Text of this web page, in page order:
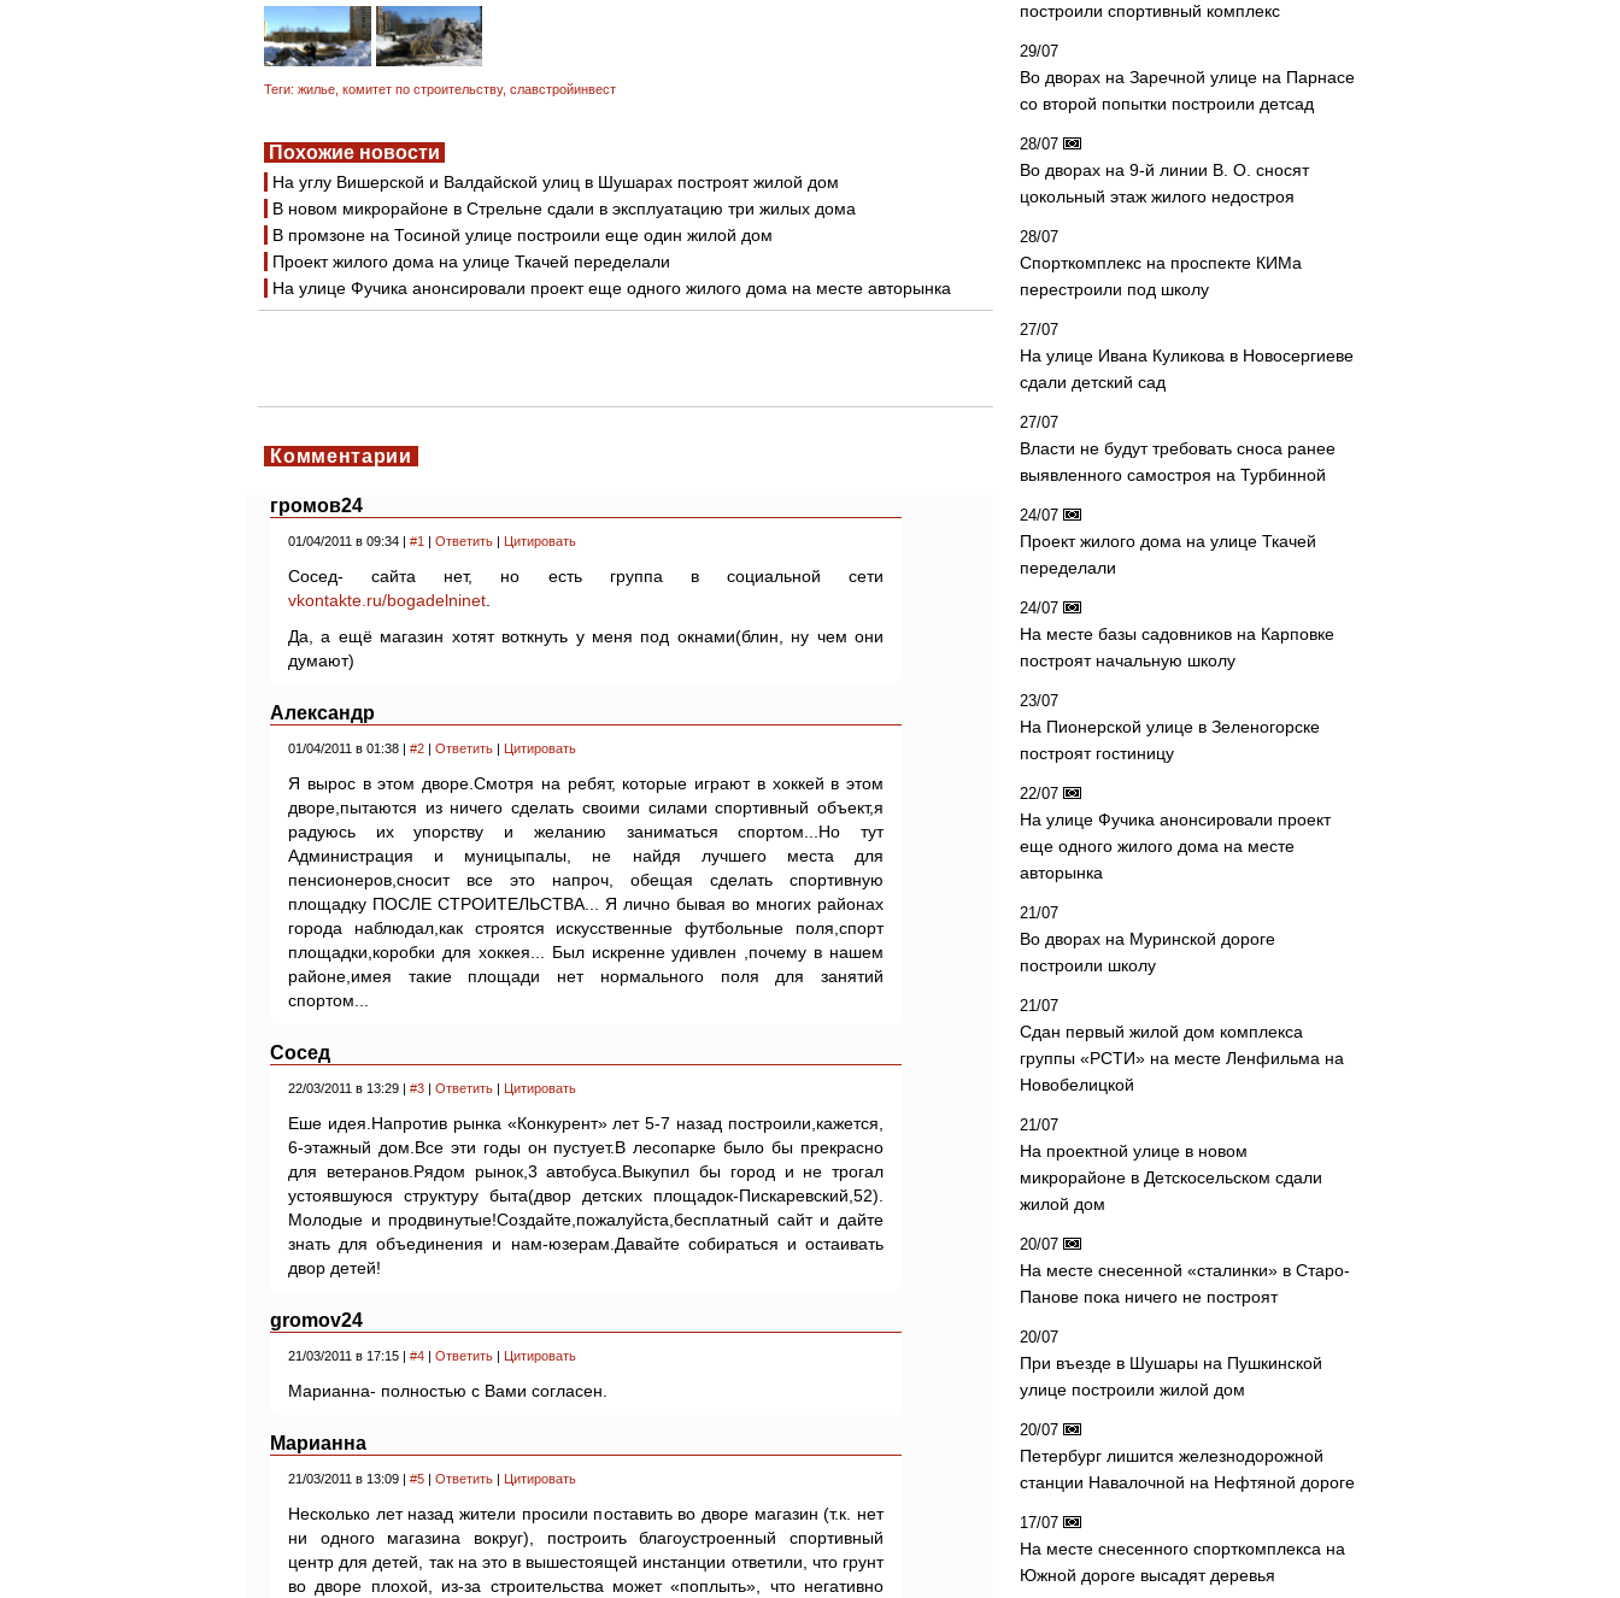
Теги: жилье комитет по строительству, славстройинвест
Похожие новости
На углу Вишерской и Валдайской улиц в Шушарах построят жилой дом
В новом микрорайоне в Стрельне сдали в эксплуатацию три жилых дома
В промзоне на Тосиной улице построили еще один жилой дом
Проект жилого дома на улице Ткачей переделали
На улице Фучика анонсировали проект еще одного жилого дома на месте авторынка
Комментарии
громов24
01/04/2011 в 09:34 | #1 Ответить Цитировать
Сосед- сайта нет, но есть группа в социальной сети
vkontakte.ru/bogadelninet.
Да, а ещё магазин хотят воткнуть у меня под окнами(блин, ну чем они
думают)
Александр
01/04/2011 в 01:38 | #2 Ответить Цитировать
Я вырос в этом дворе.Смотря на ребят, которые играют в хоккей в этом
дворе,пытаются из ничего сделать своими силами спортивный объект,я
радуюсь их упорству и желанию заниматься спортом...Но тут
Администрация и муницыпалы, не найдя лучшего места для
пенсионеров,сносит все это напроч, обещая сделать спортивную
площадку ПОСЛЕ СТРОИТЕЛЬСТВА... Я лично бывая во многих районах
города наблюдал,как строятся искусственные футбольные поля,спорт
площадки,коробки для хоккея... Был искренне удивлен ,почему в нашем
районе,имея такие площади нет нормального поля для занятий
спортом...
Сосед
22/03/2011 в 13:29 | #3 Ответить Цитировать
Еше идея.Напротив рынка «Конкурент» лет 5-7 назад построили,кажется,
6-этажный дом.Все эти годы он пустует.В лесопарке было бы прекрасно
для ветеранов.Рядом рынок,3 автобуса.Выкупил бы город и не трогал
устоявшуюся структуру быта(двор детских площадок-Пискаревский,52).
Молодые и продвинутые!Создайте,пожалуйста,бесплатный сайт и дайте
знать для объединения и нам-юзерам.Давайте собираться и остаивать
двор детей!
gromov24
21/03/2011 в 17:15 | #4 Ответить Цитировать
Марианна- полностью с Вами согласен.
Марианна
21/03/2011 в 13:09 | #5 Ответить Цитировать
Несколько лет назад жители просили поставить во дворе магазин (т.к. нет
ни одного магазина вокруг), построить благоустроенный спортивный
центр для детей, так на это в вышестоящей инстанции ответили, что грунт
во дворе плохой, из-за строительства может «поплыть», что негативно
построили спортивный комплекс
29/07
Во дворах на Заречной улице на Парнасе
со второй попытки построили детсад
28/07
Во дворах на 9-й линии В. О. сносят
цокольный этаж жилого недостроя
28/07
Спорткомплекс на проспекте КИМа
перестроили под школу
27/07
На улице Ивана Куликова в Новосергиеве
сдали детский сад
27/07
Власти не будут требовать сноса ранее
выявленного самостроя на Турбинной
24/07
Проект жилого дома на улице Ткачей
переделали
24/07
На месте базы садовников на Карповке
построят начальную школу
23/07
На Пионерской улице в Зеленогорске
построят гостиницу
22/07
На улице Фучика анонсировали проект
еще одного жилого дома на месте
авторынка
21/07
Во дворах на Муринской дороге
построили школу
21/07
Сдан первый жилой дом комплекса
группы «РСТИ» на месте Ленфильма на
Новобелицкой
21/07
На проектной улице в новом
микрорайоне в Детскосельском сдали
жилой дом
20/07
На месте снесенной «сталинки» в Старо-
Панове пока ничего не построят
20/07
При въезде в Шушары на Пушкинской
улице построили жилой дом
20/07
Петербург лишится железнодорожной
станции Навалочной на Нефтяной дороге
17/07
На месте снесенного спорткомплекса на
Южной дороге высадят деревья